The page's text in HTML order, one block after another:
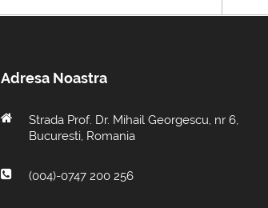
Adresa Noastra
Strada Prof. Dr. Mihail Georgescu, nr 6,
Bucuresti, Romania
(004)-0747 200 256